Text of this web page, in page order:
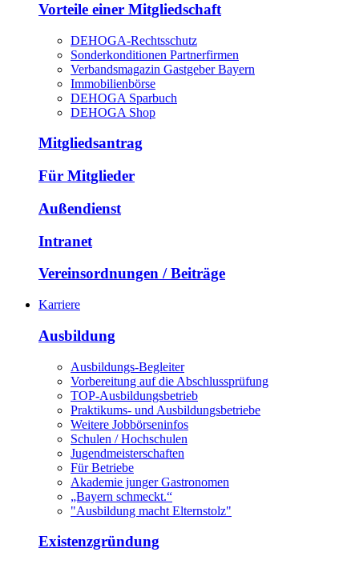
Vorteile einer Mitgliedschaft
DEHOGA-Rechtsschutz
Sonderkonditionen Partnerfirmen
Verbandsmagazin Gastgeber Bayern
Immobilienbörse
DEHOGA Sparbuch
DEHOGA Shop
Mitgliedsantrag
Für Mitglieder
Außendienst
Intranet
Vereinsordnungen / Beiträge
Karriere
Ausbildung
Ausbildungs-Begleiter
Vorbereitung auf die Abschlussprüfung
TOP-Ausbildungsbetrieb
Praktikums- und Ausbildungsbetriebe
Weitere Jobbörseninfos
Schulen / Hochschulen
Jugendmeisterschaften
Für Betriebe
Akademie junger Gastronomen
„Bayern schmeckt.“
"Ausbildung macht Elternstolz"
Existenzgründung